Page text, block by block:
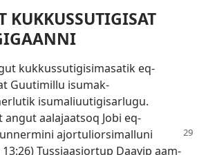
KUKKUSSUTIGISAT
kuk­kus­sutigisimasatik eq­
Guutimil­lu isumak­
isumaliuutigisarlugu.
angut aalajaatsoq Jobi eq­
ajor­tuliorsimal­luni
13:26) Tus­siaasior­tup Daavip aam­